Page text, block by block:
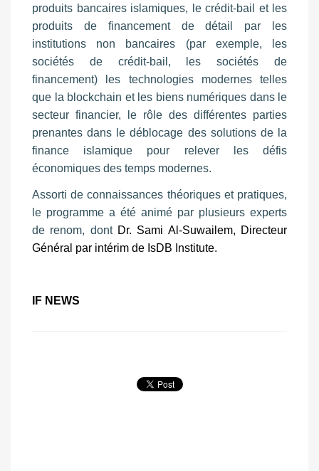
produits bancaires islamiques, le crédit-bail et les
produits de financement de détail par les
institutions non bancaires (par exemple, les
sociétés de crédit-bail, les sociétés de
financement) les technologies modernes telles
que la blockchain et les biens numériques dans le
secteur financier, le rôle des différentes parties
prenantes dans le déblocage des solutions de la
finance islamique pour relever les défis
économiques des temps modernes.
Assorti de connaissances théoriques et pratiques,
le programme a été animé par plusieurs experts
de renom, dont Dr. Sami Al-Suwailem, Directeur
Général par intérim de IsDB Institute.
IF NEWS